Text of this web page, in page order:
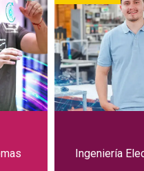
Ingeniería